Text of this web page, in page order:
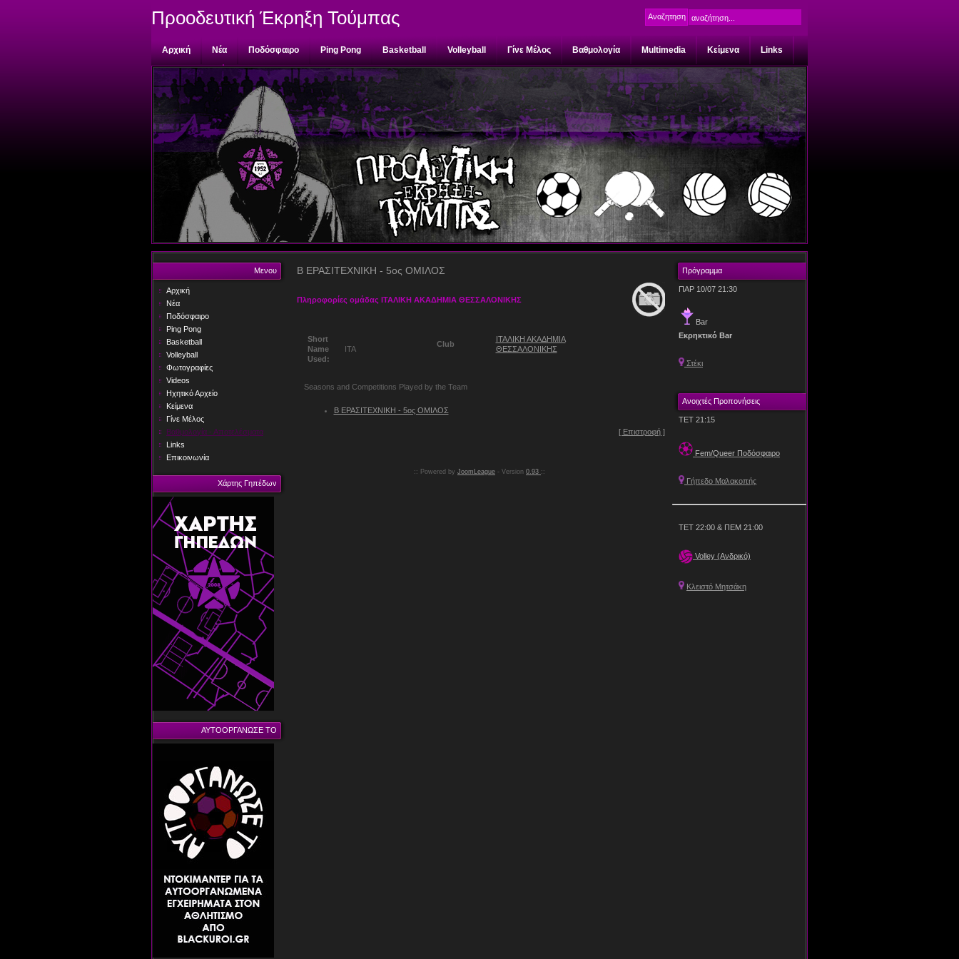
Προοδευτική Έκρηξη Τούμπας
Αρχική Νέα Ποδόσφαιρο Ping Pong Basketball Volleyball Γίνε Μέλος Βαθμολογία Multimedia Κείμενα Links
Επικοινωνία
Μενου
Αρχική
Νέα
Ποδόσφαιρο
Ping Pong
Basketball
Volleyball
Φωτογραφίες
Videos
Ηχητικό Αρχείο
Κείμενα
Γίνε Μέλος
Βαθμολογία - Αποτελέσματα
Links
Επικοινωνία
Χάρτης Γηπέδων
ΑΥΤΟΟΡΓΑΝΩΣΕ ΤΟ
Β ΕΡΑΣΙΤΕΧΝΙΚΗ - 5ος ΟΜΙΛΟΣ
Πληροφορίες ομάδας ΙΤΑΛΙΚΗ ΑΚΑΔΗΜΙΑ ΘΕΣΣΑΛΟΝΙΚΗΣ
Short
Name
Used:
ΙΤΑ
Club
ΙΤΑΛΙΚΗ ΑΚΑΔΗΜΙΑ
ΘΕΣΣΑΛΟΝΙΚΗΣ
Seasons and Competitions Played by the Team
Β ΕΡΑΣΙΤΕΧΝΙΚΗ - 5ος ΟΜΙΛΟΣ
[ Επιστροφή ]
:: Powered by JoomLeague - Version 0.93 ::
Πρόγραμμα
ΠΑΡ 10/07 21:30
Bar
Εκρηκτικό Bar
Στέκι
Ανοιχτές Προπονήσεις
ΤΕΤ 21:15
Fem/Queer Ποδόσφαιρο
Γήπεδο Μαλακοπής
ΤΕΤ 22:00 & ΠΕΜ 21:00
Volley (Ανδρικό)
Κλειστό Μητσάκη